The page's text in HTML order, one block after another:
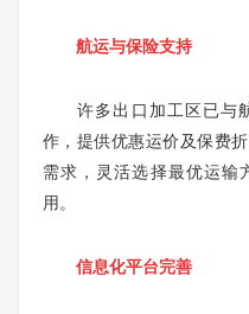
航运与保险支持
许多出口加工区已与航
作，提供优惠运价及保费
需求，灵活选择最优运输
用。
信息化平台完善